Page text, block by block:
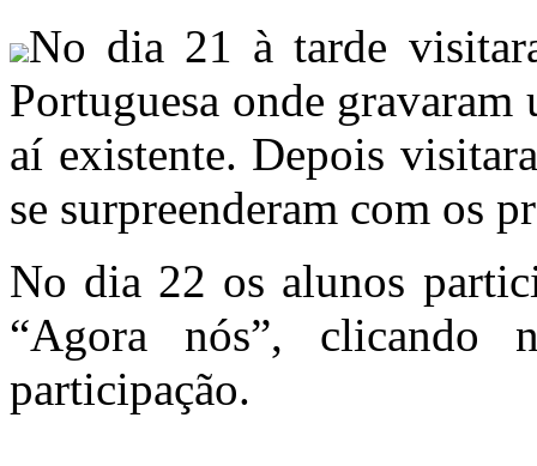
No dia 21 à tarde
Portuguesa onde
aí existente. Depois
se surpreenderam com os
No dia 22 os alunos
“Agora nós”, clicando
participação.